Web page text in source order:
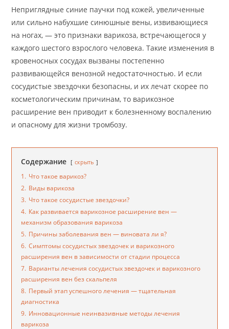
Неприглядные синие паучки под кожей, увеличенные
или сильно набухшие синюшные вены, извивающиеся
на ногах, — это признаки варикоза, встречающегося у
каждого шестого взрослого человека. Такие изменения в
кровеносных сосудах вызваны постепенно
развивающейся венозной недостаточностью. И если
сосудистые звездочки безопасны, и их лечат скорее по
косметологическим причинам, то варикозное
расширение вен приводит к болезненному воспалению
и опасному для жизни тромбозу.
Содержание скрыть
1. Что такое варикоз?
2. Виды варикоза
3. Что такое сосудистые звездочки?
4. Как развивается варикозное расширение вен —
механизм образования варикоза
5. Причины заболевания вен — виновата ли я?
6. Симптомы сосудистых звездочек и варикозного
расширения вен в зависимости от стадии процесса
7. Варианты лечения сосудистых звездочек и варикозного
расширения вен без скальпеля
8. Первый этап успешного лечения — тщательная
диагностика
9. Инновационные неинвазивные методы лечения
варикоза